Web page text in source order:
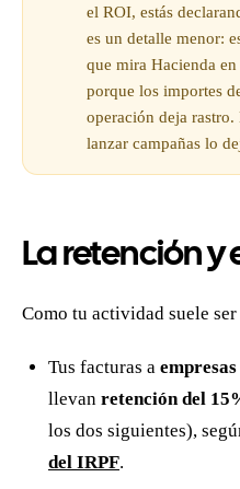
el ROI, estás
es un detalle menor:
que mira Hacienda
porque los importes
operación deja rastro.
lanzar campañas lo
La retención y
Como tu actividad suele ser
Tus facturas a
llevan retención del
los dos siguientes),
del IRPF.